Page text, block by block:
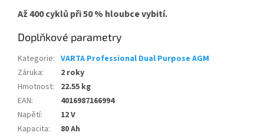
Až 400 cyklů při 50 % hloubce vybití.
Doplňkové parametry
Kategorie: VARTA Professional Dual Purpose AGM
Záruka:
2 roky
Hmotnost:
22.55 kg
EAN:
4016987166994
Napětí:
12 V
Kapacita:
80 Ah